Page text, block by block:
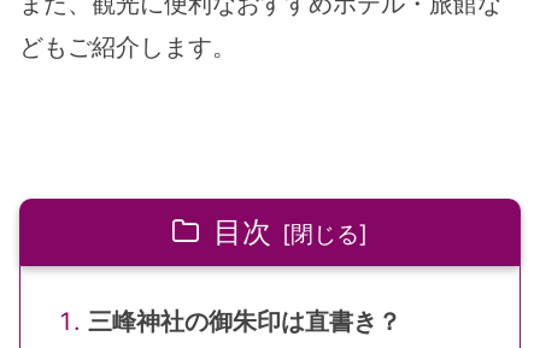
どもご紹介します。
目次
三峰神社の御朱印は直書き？